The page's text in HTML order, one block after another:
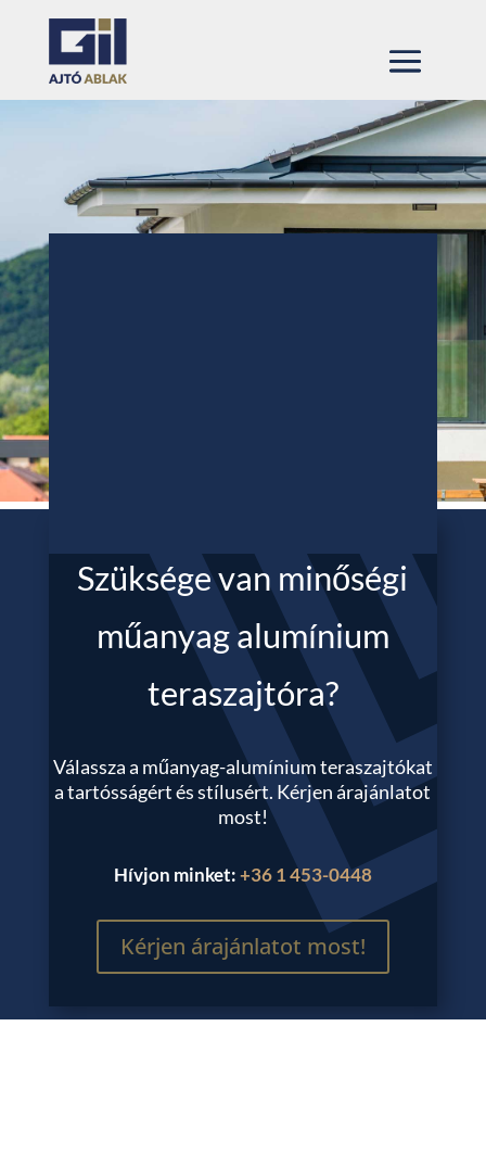
Szüksége van minőségi
műanyag alumínium
teraszajtóra?
Válassza a műanyag-alumínium teraszajtókat
a tartósságért és stílusért. Kérjen árajánlatot
most!
Hívjon minket:+36 1 453-0448
Kérjen árajánlatot most!